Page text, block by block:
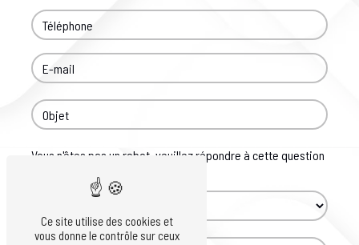
Vous n'êtes pas un robot, veuillez répondre à cette question
: combien font quatre plus un ?
Ce site utilise des cookies et
vous donne le contrôle sur ceux